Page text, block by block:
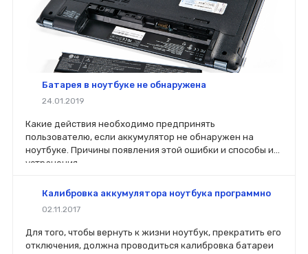
Батарея в ноутбуке не обнаружена
24.01.2019
Какие действия необходимо предпринять
пользователю, если аккумулятор не обнаружен на
ноутбуке. Причины появления этой ошибки и способы их
устранения.
Калибровка аккумулятора ноутбука программно
02.11.2017
Для того, чтобы вернуть к жизни ноутбук, прекратить его
отключения, должна проводиться калибровка батареи